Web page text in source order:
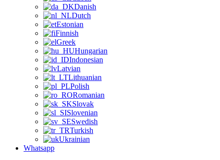
Danish
Dutch
Estonian
Finnish
Greek
Hungarian
Indonesian
Latvian
Lithuanian
Polish
Romanian
Slovak
Slovenian
Swedish
Turkish
Ukrainian
Whatsapp